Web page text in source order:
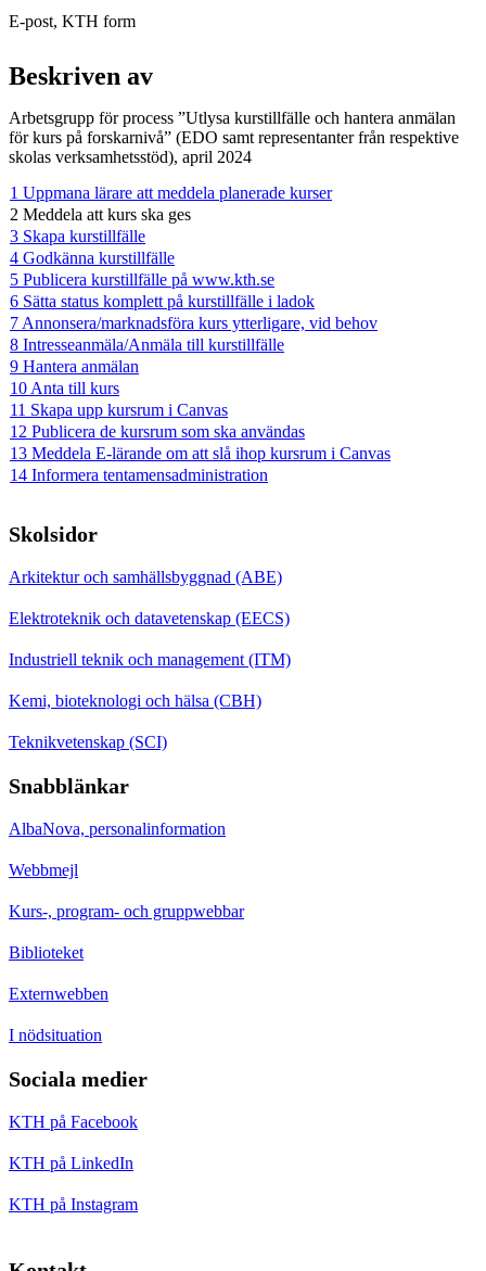
E-post, KTH form
Beskriven av
Arbetsgrupp för process ”Utlysa kurstillfälle och hantera anmälan
för kurs på forskarnivå” (EDO samt representanter från respektive
skolas verksamhetsstöd), april 2024
1 Uppmana lärare att meddela planerade kurser
2 Meddela att kurs ska ges
3 Skapa kurstillfälle
4 Godkänna kurstillfälle
5 Publicera kurstillfälle på www.kth.se
6 Sätta status komplett på kurstillfälle i ladok
7 Annonsera/marknadsföra kurs ytterligare, vid behov
8 Intresseanmäla/Anmäla till kurstillfälle
9 Hantera anmälan
10 Anta till kurs
11 Skapa upp kursrum i Canvas
12 Publicera de kursrum som ska användas
13 Meddela E-lärande om att slå ihop kursrum i Canvas
14 Informera tentamensadministration
Skolsidor
Arkitektur och samhällsbyggnad (ABE)
Elektroteknik och datavetenskap (EECS)
Industriell teknik och management (ITM)
Kemi, bioteknologi och hälsa (CBH)
Teknikvetenskap (SCI)
Snabblänkar
AlbaNova, personalinformation
Webbmejl
Kurs-, program- och gruppwebbar
Biblioteket
Externwebben
I nödsituation
Sociala medier
KTH på Facebook
KTH på LinkedIn
KTH på Instagram